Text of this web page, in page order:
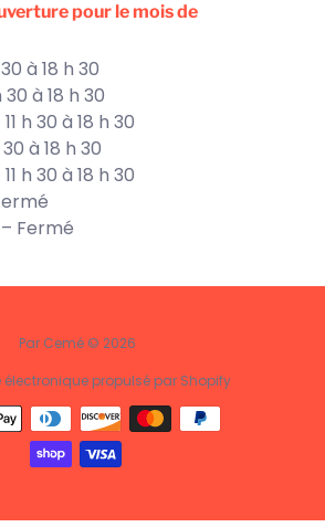
pour le mois de
à 18 h 30
30 à 18 h 30
h 30 à 18 h 30
à 18 h 30
h 30 à 18 h 30
Fermé
Par Cemé © 2026
propulsé par Shopify